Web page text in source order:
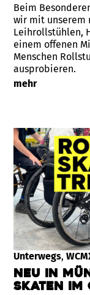
Beim
wir mit unserem
Leihrollstühlen,
einem offenen
Menschen
ausprobieren.
mehr
Unterwegs,
Neu in
Skaten im